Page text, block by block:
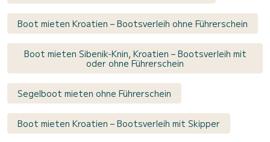
Boot mieten Kroatien – Bootsverleih ohne Führerschein
Boot mieten Sibenik-Knin, Kroatien – Bootsverleih mit
oder ohne Führerschein
Segelboot mieten ohne Führerschein
Boot mieten Kroatien – Bootsverleih mit Skipper